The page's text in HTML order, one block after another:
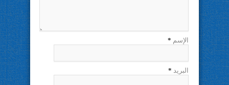
الإسم *
البريد *